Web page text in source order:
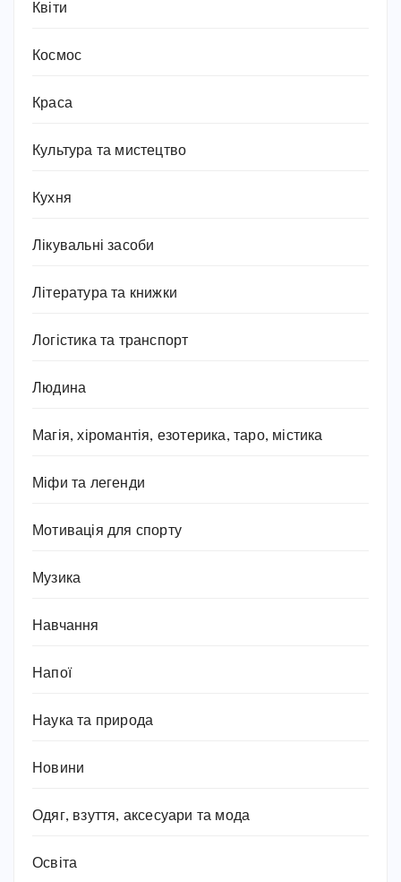
Квіти
Космос
Краса
Культура та мистецтво
Кухня
Лікувальні засоби
Література та книжки
Логістика та транспорт
Людина
Магія, хіромантія, езотерика, таро, містика
Міфи та легенди
Мотивація для спорту
Музика
Навчання
Напої
Наука та природа
Новини
Одяг, взуття, аксесуари та мода
Освіта